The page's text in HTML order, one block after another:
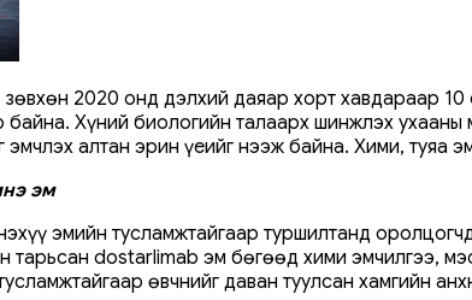
2020 онд дэлхий даяар хорт хавдараар 10
Хүний биологийн талаарх шинжлэх
эмчлэх алтан эрин үеийг нээж байна. Хими,
эм
эмийн тусламжтайгаар туршилтанд
тарьсан dostarlimab эм бөгөөд хими эмчилгээ,
өвчнийг даван туулсан хамгийн